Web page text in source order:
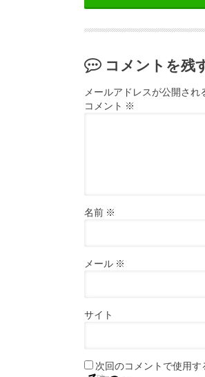
コメントを残
メールアドレスが公開され
コメント ※
名前 ※
メール ※
サイト
次回のコメントで使用す